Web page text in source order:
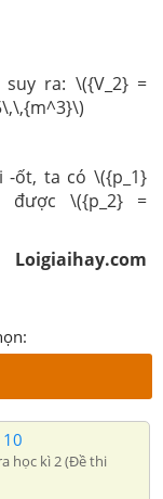
ra: \({V_2} =
ốt, ta có \({p_1}
được \({p_2} =
Loigiaihay.com
học kì 2 (Đề thi